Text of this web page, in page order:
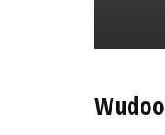
Wudoo